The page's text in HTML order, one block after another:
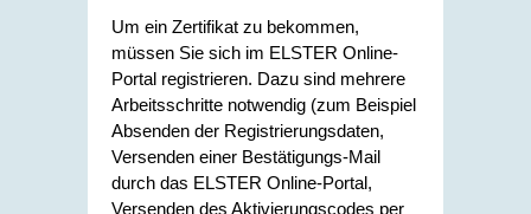
Um ein Zertifikat zu bekommen,
müssen Sie sich im ELSTER Online-
Portal registrieren. Dazu sind mehrere
Arbeitsschritte notwendig (zum Beispiel
Absenden der Registrierungsdaten,
Versenden einer Bestätigungs-Mail
durch das ELSTER Online-Portal,
Versenden des Aktivierungscodes per